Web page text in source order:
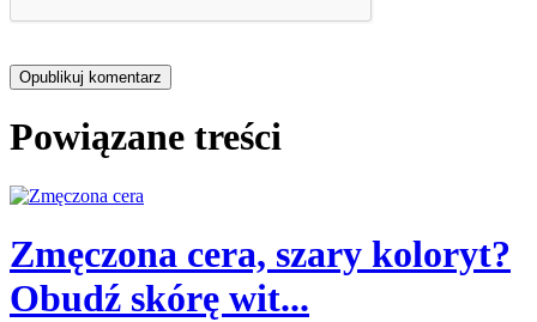
Powiązane treści
Zmęczona cera, szary koloryt?
Obudź skórę wit...